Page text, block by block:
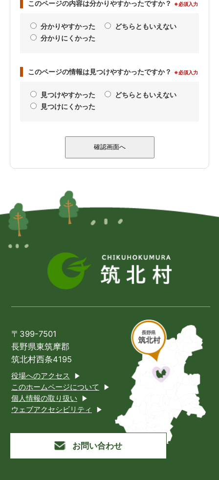
このページの内容は分かりやすかったですか？ ※必須入力
分かりやすかった
どちらともいえない
分かりにくかった
このページの情報は見つけやすかったですか？ ※必須入力
見つけやすかった
どちらともいえない
見つけにくかった
〒399-7501
長野県東筑摩郡
筑北村西条4195
役場へのアクセス
このホームページについて
個人情報の取り扱い
ウェブアクセシビリティ
お問い合わせ